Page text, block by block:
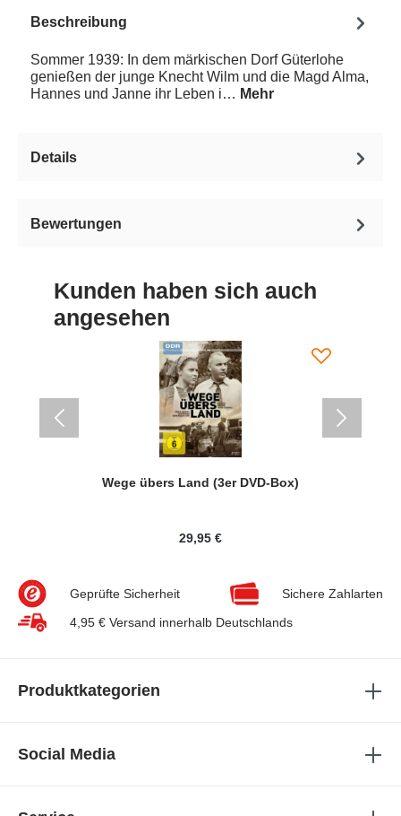
Beschreibung
Sommer 1939: In dem märkischen Dorf Güterlohe
genießen der junge Knecht Wilm und die Magd Alma,
Hannes und Janne ihr Leben i… Mehr
Details
Bewertungen
Kunden haben sich auch
angesehen
Wege übers Land (3er DVD-Box)
29,95 €
Geprüfte Sicherheit
Sichere Zahlarten
4,95 € Versand innerhalb Deutschlands
Produktkategorien
Social Media